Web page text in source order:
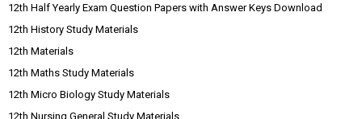
12th Half Yearly Exam Question Papers with Answer Keys Download
12th History Study Materials
12th Materials
12th Maths Study Materials
12th Micro Biology Study Materials
12th Nursing General Study Materials